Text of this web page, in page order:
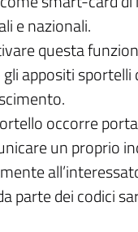
e nazionali.
questa
appositi sportelli
occorre
un proprio
parte dei codici